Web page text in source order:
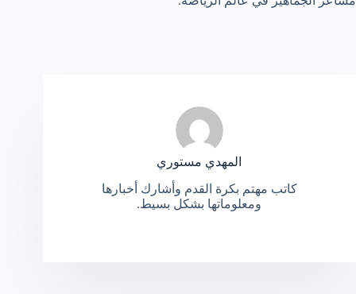
المهدي مستوري
كاتب مهتم بكرة القدم وأشارك أخبارها
ومعلوماتها بشكل بسيط.